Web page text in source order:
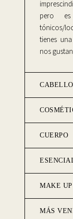
pero
tónicos/
tienes
nos
CABELLO
CUERPO
MAKE UP
MÁS